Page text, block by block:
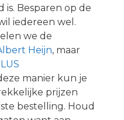
is. Besparen op de
iedereen wel.
we de
Heijn, maar
manier kun je
prijzen
bestelling. Houd